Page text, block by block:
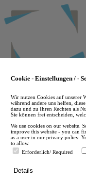
to
main
en
Cookie - Einstellungen / -
Wir nutzen Cookies auf unserer
während andere uns helfen,
dazu und zu Ihren Rechten als
Sie können frei entscheiden,
We use cookies on our website.
improve this website - you can
as a user in our privacy policy.
to allow.
Erforderlich/ Required
Details